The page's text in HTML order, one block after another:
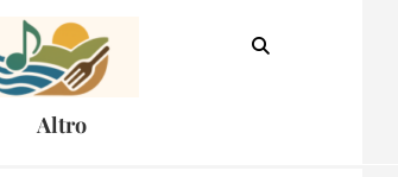
Altro